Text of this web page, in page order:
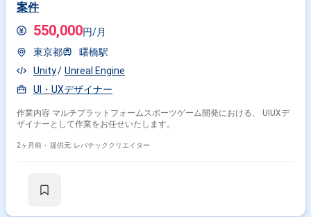
案件
550,000円/月
東京都
曙橋駅
Unity
Unreal Engine
UI・UXデザイナー
作業内容 マルチプラットフォームスポーツゲーム開発における、 UIUXデ
ザイナーとして作業をお任せいたします。
2ヶ月前・ 提供元: レバテッククリエイター